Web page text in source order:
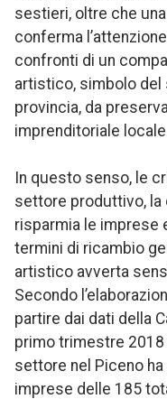
sestieri, oltre che
conferma
confronti di un
artistico, simbolo del
provincia, da
imprenditoriale
In questo senso, le
settore produttivo, la
risparmia le imprese
termini di ricambio
artistico avverta
Secondo
partire dai dati della
primo trimestre
settore nel Piceno
imprese delle 185